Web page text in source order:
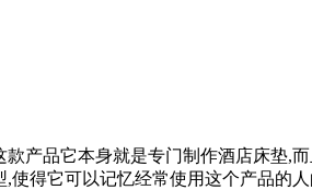
产品它本身就是专门制作酒店床垫,
使得它可以记忆经常使用这个产品的